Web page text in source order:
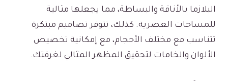
البلازما بالأناقة والبساطة، مما يجعلها مثالية
للمساحات العصرية. كذلك، تتوفر تصاميم مبتكرة
تتناسب مع مختلف الأحجام، مع إمكانية تخصيص
الألوان والخامات لتحقيق المظهر المثالي لغرفتك.